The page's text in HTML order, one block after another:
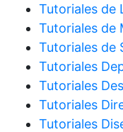
Tutoriales de
Tutoriales de
Tutoriales de
Tutoriales
Tutoriales
Tutoriales
Tutoriales